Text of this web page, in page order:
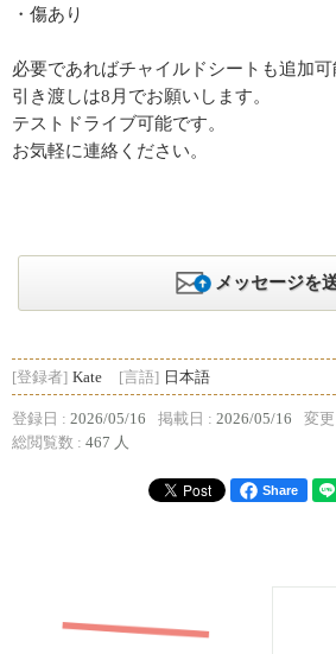
・傷あり
必要であればチャイルドシートも追加可
引き渡しは8月でお願いします。
テストドライブ可能です。
お気軽に連絡ください。
メッセージを
[登録者] Kate [言語] 日本語
登録日 : 2026/05/16 掲載日 : 2026/05/16 変
総閲覧数 : 467 人
Share